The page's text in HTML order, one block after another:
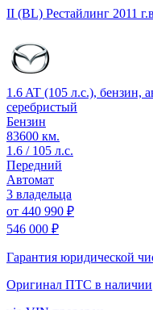
II (BL) Рестайлинг 2011
1.6 AT (105 л.с.), бензин,
серебристый
Бензин
83600 км.
1.6 / 105 л.с.
Передний
Автомат
3 владельца
от 440 990 ₽
546 000 ₽
Гарантия юридической
Оригинал ПТС в наличии